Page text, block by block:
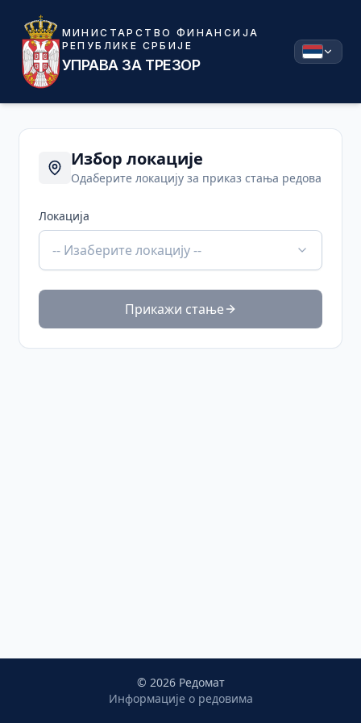
МИНИСТАРСТВО ФИНАНСИЈА
РЕПУБЛИКЕ СРБИЈЕ
УПРАВА ЗА ТРЕЗОР
Избор локације
Одаберите локацију за приказ стања редова
Локација
-- Изаберите локацију --
Прикажи стање
© 2026 Редомат
Информације о редовима